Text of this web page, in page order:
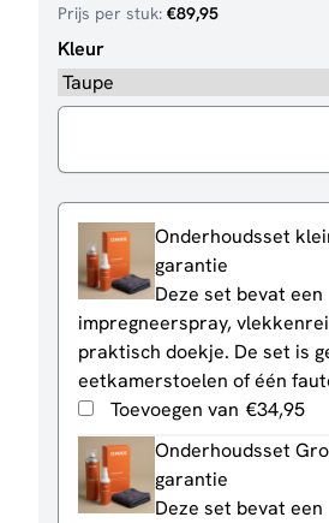
Prijs per stuk: €89,95
Kleur
Onderhoudsset
garantie
Deze set bevat een
impregneerspray,
praktisch doekje. De set is
eetkamerstoelen of één
Toevoegen van €34,95
Onderhoudsset
garantie
Deze set bevat een